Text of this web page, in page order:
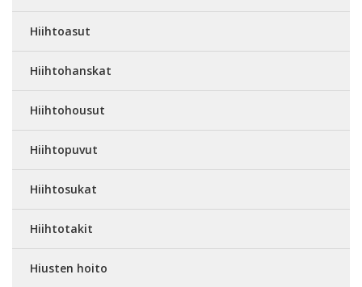
Hiihtoasut
Hiihtohanskat
Hiihtohousut
Hiihtopuvut
Hiihtosukat
Hiihtotakit
Hiusten hoito